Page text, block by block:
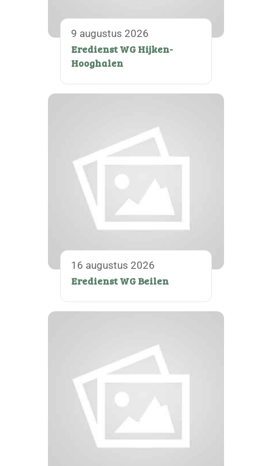
9 augustus 2026
Eredienst WG Hijken-
Hooghalen
16 augustus 2026
Eredienst WG Beilen